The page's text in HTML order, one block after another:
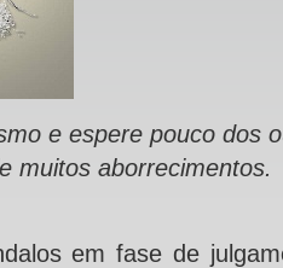
e espere pouco dos
muitos aborrecimentos.
em fase de